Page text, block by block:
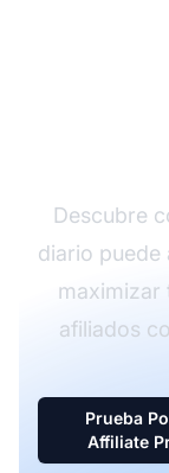
Descubre
diario puede
maximizar
afiliados
Prueba
Affiliate